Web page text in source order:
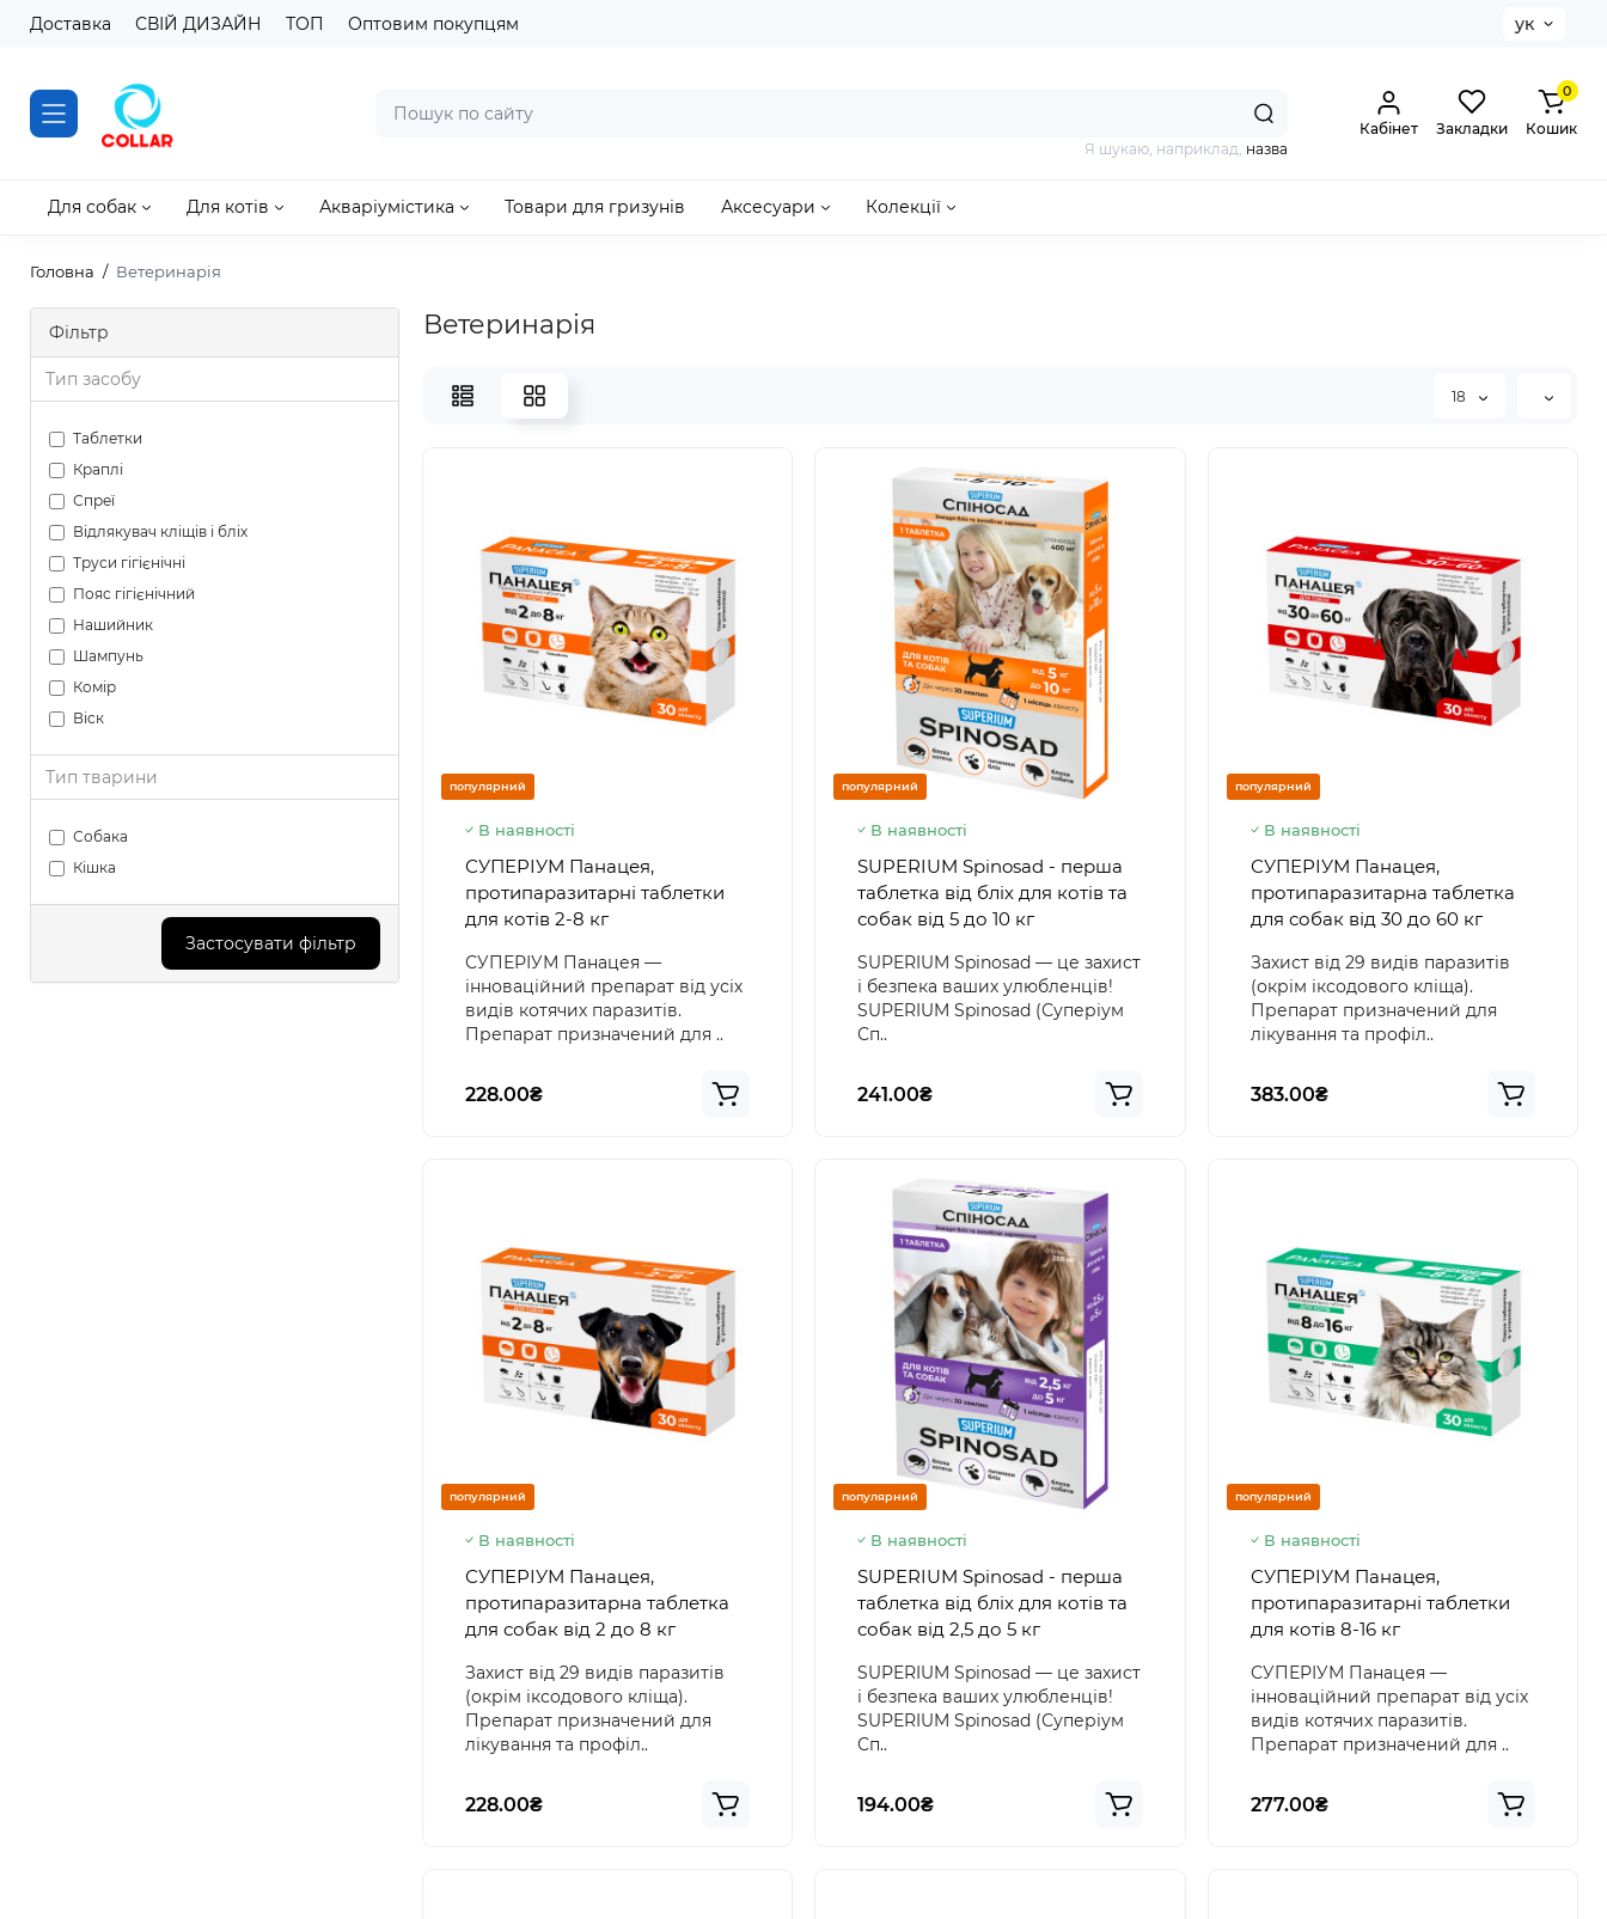
Доставка СВІЙ ДИЗАЙН ТОП Оптовим покупцям ук
Я шукаю, наприклад, назва
Кабінет Закладки
0
Кошик
Для собак Для котів Акваріумістика Товари для гризунів Аксесуари Колекції
Головна Ветеринарія
Фільтр
Тип засобу
Таблетки
Краплі
Спреї
Відлякувач кліщів і бліх
Труси гігієнічні
Пояс гігієнічний
Нашийник
Шампунь
Комір
Віск
Тип тварини
Собака
Кішка
Застосувати фільтр
Ветеринарія
18
популярний
В наявності
СУПЕРІУМ Панацея,
протипаразитарні таблетки
для котів 2-8 кг
СУПЕРІУМ Панацея —
інноваційний препарат від усіх
видів котячих паразитів.
Препарат призначений для ..
228.00₴
популярний
В наявності
SUPERIUM Spinosad - перша
таблетка від бліх для котів та
собак від 5 до 10 кг
SUPERIUM Spinosad — це захист
і безпека ваших улюбленців!
SUPERIUM Spinosad (Суперіум
Сп..
241.00₴
популярний
В наявності
СУПЕРІУМ Панацея,
протипаразитарна таблетка
для собак від 30 до 60 кг
Захист від 29 видів паразитів
(окрім іксодового кліща).
Препарат призначений для
лікування та профіл..
383.00₴
популярний
В наявності
СУПЕРІУМ Панацея,
протипаразитарна таблетка
для собак від 2 до 8 кг
Захист від 29 видів паразитів
(окрім іксодового кліща).
Препарат призначений для
лікування та профіл..
228.00₴
популярний
В наявності
SUPERIUM Spinosad - перша
таблетка від бліх для котів та
собак від 2,5 до 5 кг
SUPERIUM Spinosad — це захист
і безпека ваших улюбленців!
SUPERIUM Spinosad (Суперіум
Сп..
194.00₴
популярний
В наявності
СУПЕРІУМ Панацея,
протипаразитарні таблетки
для котів 8-16 кг
СУПЕРІУМ Панацея —
інноваційний препарат від усіх
видів котячих паразитів.
Препарат призначений для ..
277.00₴